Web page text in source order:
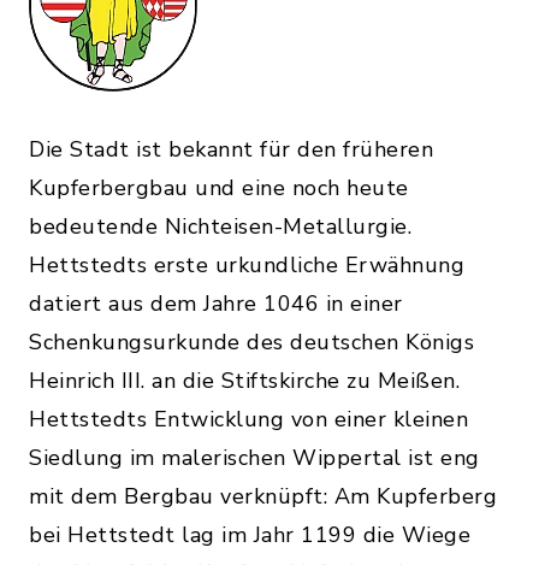
Die Stadt ist bekannt für den früheren
Kupferbergbau und eine noch heute
bedeutende Nichteisen-Metallurgie.
Hettstedts erste urkundliche Erwähnung
datiert aus dem Jahre 1046 in einer
Schenkungsurkunde des deutschen Königs
Heinrich III. an die Stiftskirche zu Meißen.
Hettstedts Entwicklung von einer kleinen
Siedlung im malerischen Wippertal ist eng
mit dem Bergbau verknüpft: Am Kupferberg
bei Hettstedt lag im Jahr 1199 die Wiege